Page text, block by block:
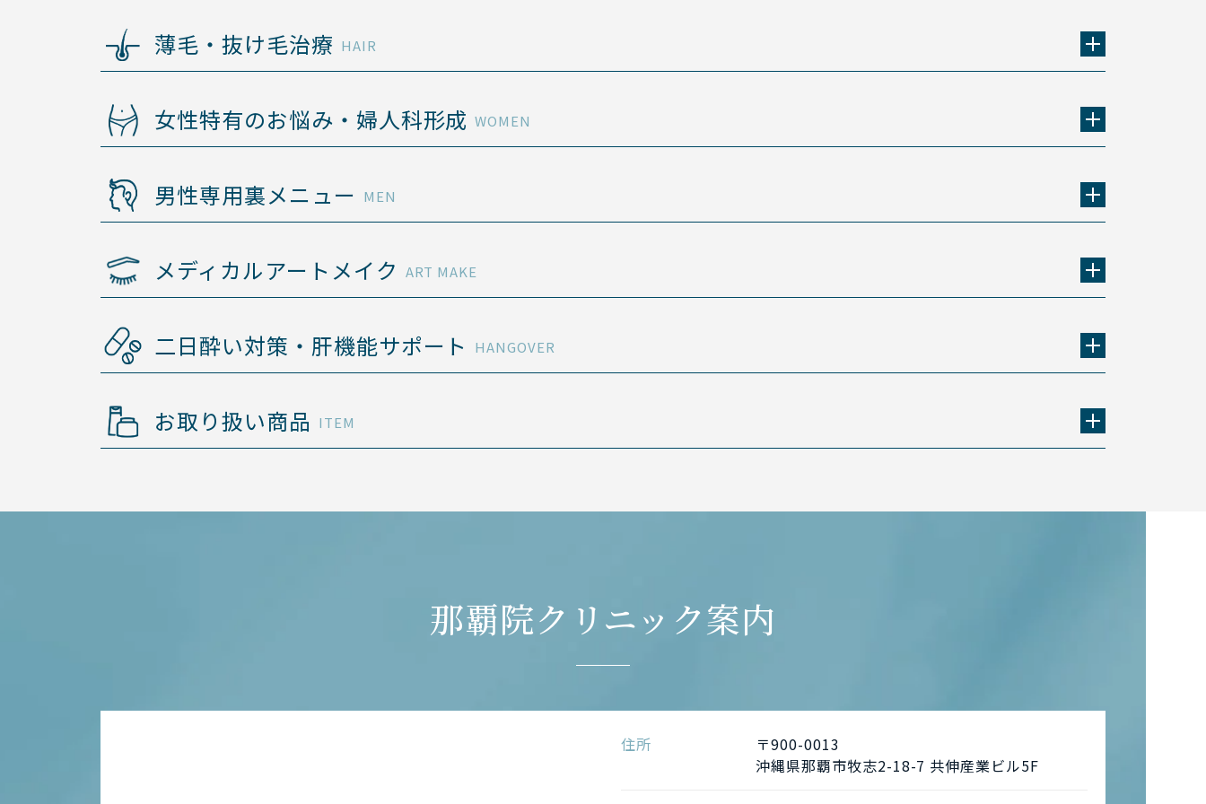
薄毛・抜け毛治療 HAIR
女性特有のお悩み・婦人科形成 WOMEN
男性専用裏メニュー MEN
メディカルアートメイク ART MAKE
二日酔い対策・ 肝機能サポート HANGOVER
お取り扱い商品 ITEM
那覇院クリニック案内
住所
〒900-0013
沖縄県那覇市牧志2-18-7 共伸産業ビル5F